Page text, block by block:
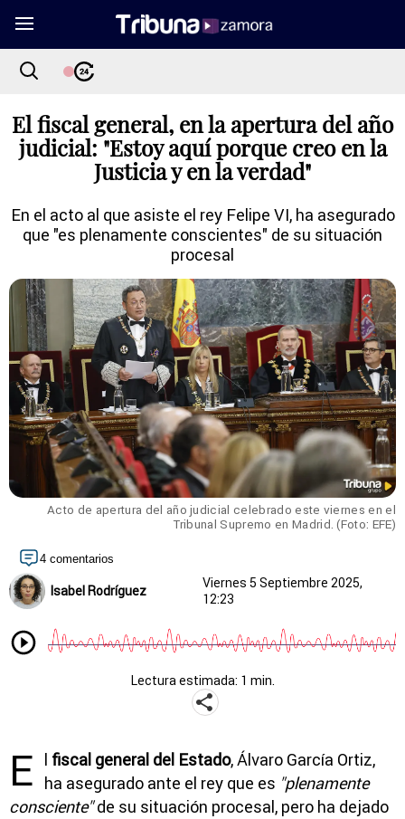
El fiscal general, en la apertura del año
judicial: "Estoy aquí porque creo en la
Justicia y en la verdad"
En el acto al que asiste el rey Felipe VI, ha asegurado
que "es plenamente conscientes" de su situación
procesal
Acto de apertura del año judicial celebrado este viernes en el
Tribunal Supremo en Madrid. (Foto: EFE)
4 comentarios
Isabel Rodríguez
Viernes 5 Septiembre 2025,
12:23
Lectura estimada: 1 min.
E l fiscal general del Estado, Álvaro García Ortiz,
ha asegurado ante el rey que es "plenamente
consciente"de su situación procesal, pero ha dejado